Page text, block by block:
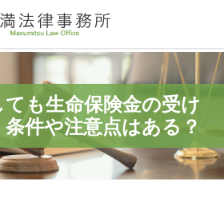
も生命保険金の受け
件や注意点はある？